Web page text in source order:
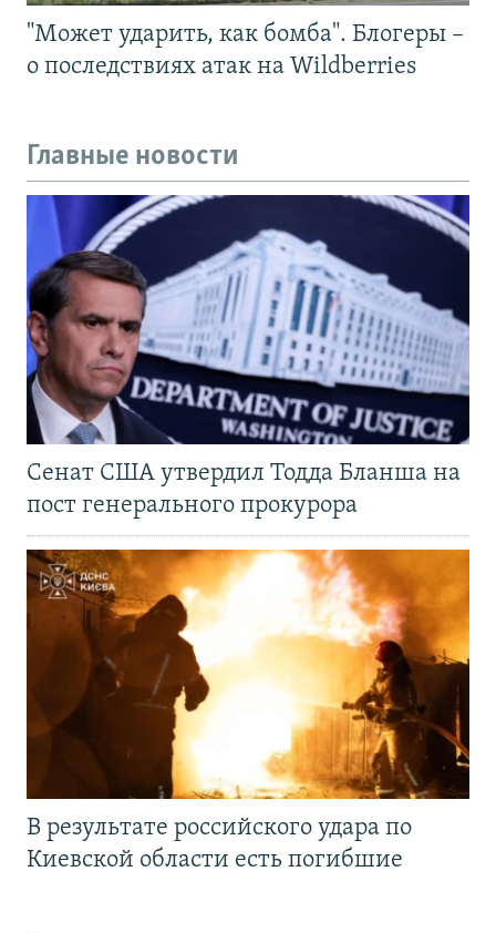
"Может ударить, как бомба". Блогеры –
о последствиях атак на Wildberries
Главные новости
Сенат США утвердил Тодда Бланша на
пост генерального прокурора
В результате российского удара по
Киевской области есть погибшие